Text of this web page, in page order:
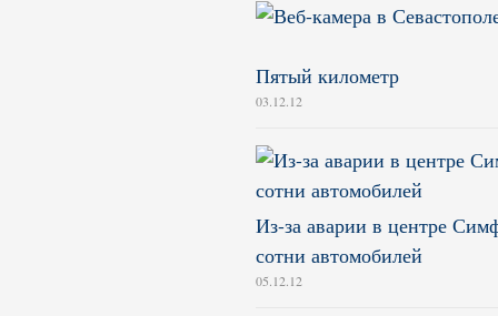
Пятый километр
03.12.12
Из-за аварии в центре
сотни автомобилей
05.12.12